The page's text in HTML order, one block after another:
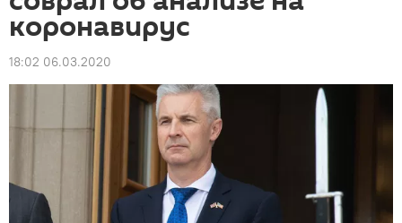
коронавирус
18:02 06.03.2020